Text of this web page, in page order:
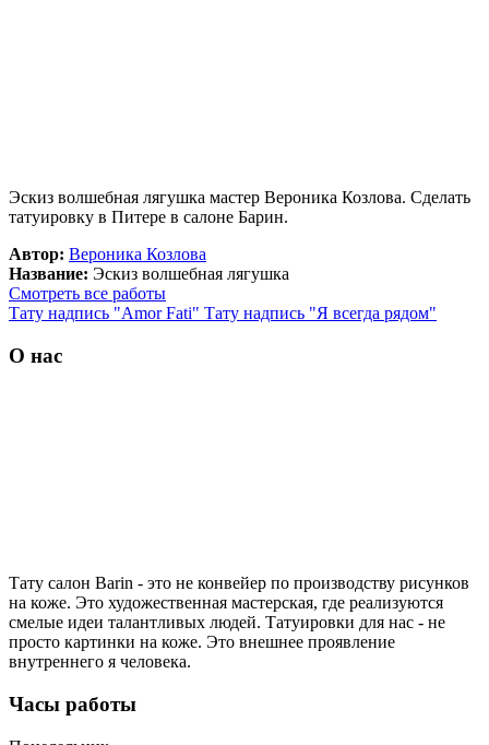
Эскиз волшебная лягушка мастер Вероника Козлова. Сделать
татуировку в Питере в салоне Барин.
Автор: Вероника Козлова
Название: Эскиз волшебная лягушка
Смотреть все работы
Тату надпись "Amor Fati" Тату надпись "Я всегда рядом"
О нас
Тату салон Barin - это не конвейер по производству рисунков
на коже. Это художественная мастерская, где реализуются
смелые идеи талантливых людей. Татуировки для нас - не
просто картинки на коже. Это внешнее проявление
внутреннего я человека.
Часы работы